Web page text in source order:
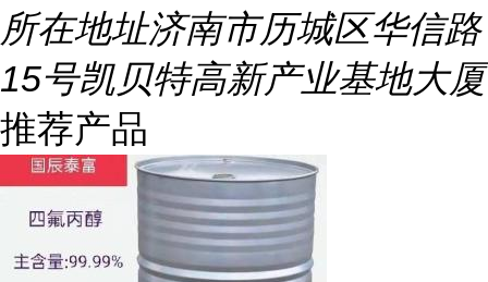
所在地址济南市历城区华信路
15号凯贝特高新产业基地大厦
推荐产品